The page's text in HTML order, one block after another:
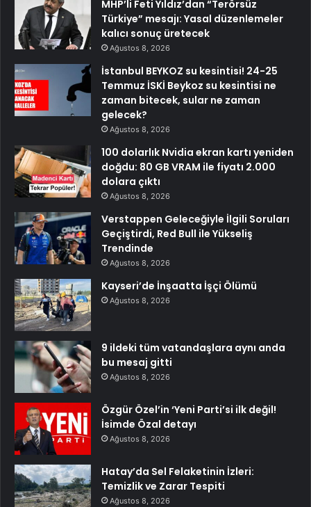
MHP’li Feti Yıldız’dan “Terörsüz
Türkiye” mesajı: Yasal düzenlemeler
kalıcı sonuç üretecek
Ağustos 8, 2026
İstanbul BEYKOZ su kesintisi! 24-25
Temmuz İSKİ Beykoz su kesintisi ne
zaman bitecek, sular ne zaman
gelecek?
Ağustos 8, 2026
100 dolarlık Nvidia ekran kartı yeniden
doğdu: 80 GB VRAM ile fiyatı 2.000
dolara çıktı
Ağustos 8, 2026
Verstappen Geleceğiyle İlgili Soruları
Geçiştirdi, Red Bull ile Yükseliş
Trendinde
Ağustos 8, 2026
Kayseri’de İnşaatta İşçi Ölümü
Ağustos 8, 2026
9 ildeki tüm vatandaşlara aynı anda
bu mesaj gitti
Ağustos 8, 2026
Özgür Özel’in ‘Yeni Parti’si ilk değil!
İsimde Özal detayı
Ağustos 8, 2026
Hatay’da Sel Felaketinin İzleri:
Temizlik ve Zarar Tespiti
Ağustos 8, 2026